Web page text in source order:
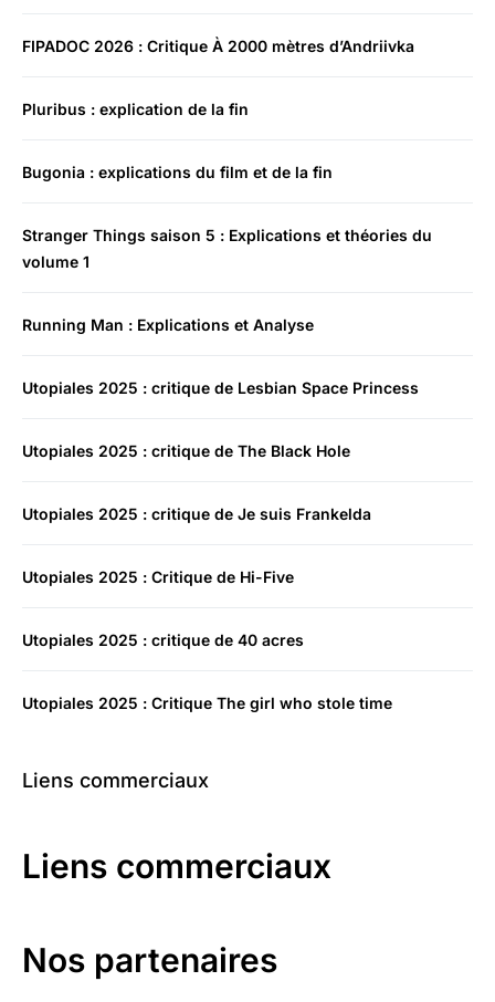
FIPADOC 2026 : Critique À 2000 mètres d’Andriivka
Pluribus : explication de la fin
Bugonia : explications du film et de la fin
Stranger Things saison 5 : Explications et théories du
volume 1
Running Man : Explications et Analyse
Utopiales 2025 : critique de Lesbian Space Princess
Utopiales 2025 : critique de The Black Hole
Utopiales 2025 : critique de Je suis Frankelda
Utopiales 2025 : Critique de Hi-Five
Utopiales 2025 : critique de 40 acres
Utopiales 2025 : Critique The girl who stole time
Liens commerciaux
Liens commerciaux
Nos partenaires